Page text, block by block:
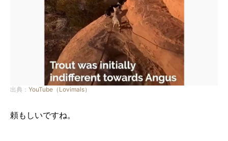
出典： YouTube（Lovimals）
頼もしいですね。